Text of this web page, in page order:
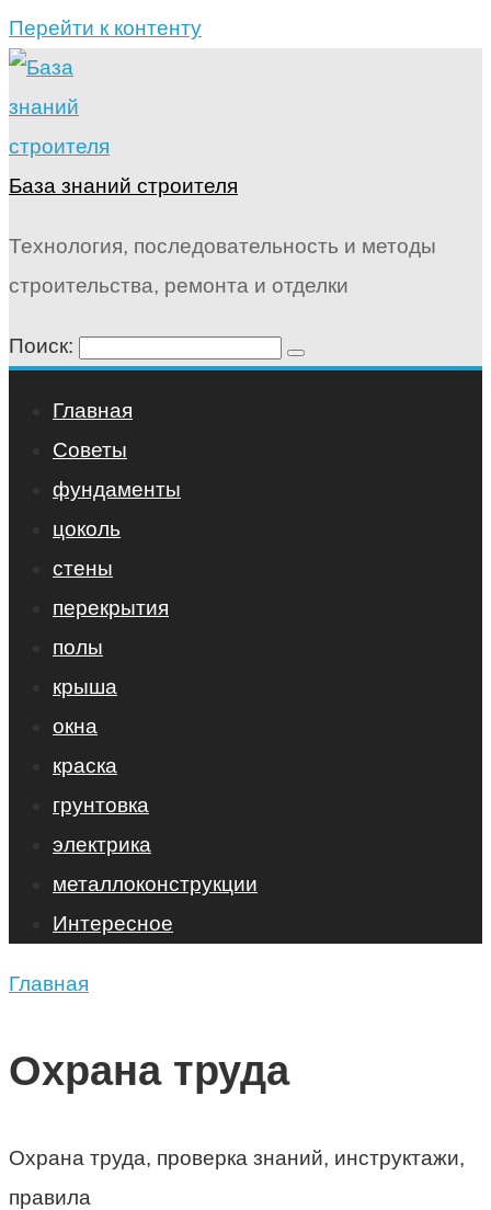
Перейти к контенту
База знаний строителя
Технология, последовательность и методы
строительства, ремонта и отделки
Поиск:
Главная
Советы
фундаменты
цоколь
стены
перекрытия
полы
крыша
окна
краска
грунтовка
электрика
металлоконструкции
Интересное
Главная
Охрана труда
Охрана труда, проверка знаний, инструктажи,
правила